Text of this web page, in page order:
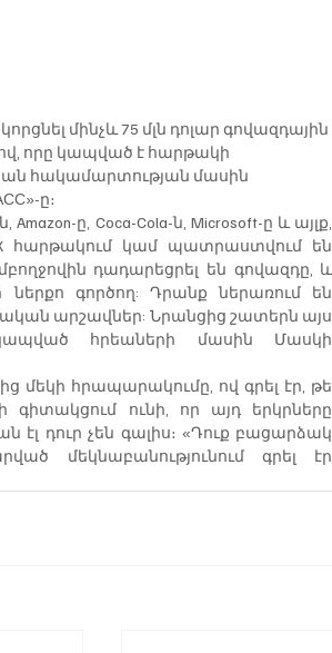
որը կապված է հարթակի
հակամարտության մասին
ը։
ը, Coca-Cola-ն, Microsoft-ը և այլք,
հարթակում կամ պատրաստվում են
դադարեցրել են գովազդը, և
գործող: Դրանք ներառում են
արշավներ: Նրանցից շատերն այս
հրեաների մասին Մասկի
մեկի հրապարակումը, ով գրել էր, թե
գիտակցում ունի, որ այդ երկրները
էլ դուր չեն գալիս։ «Դուք բացարձակ
մեկնաբանությունում գրել էր